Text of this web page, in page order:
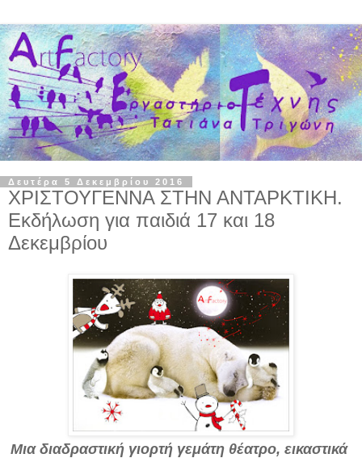
Δευτέρα 5 Δεκεμβρίου 2016
ΧΡΙΣΤΟΥΓΕΝΝΑ ΣΤΗΝ ΑΝΤΑΡΚΤΙΚΗ.
Εκδήλωση για παιδιά 17 και 18
Δεκεμβρίου
Μια διαδραστική γιορτή γεμάτη θέατρο, εικαστικά